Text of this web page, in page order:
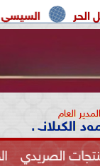
يوحد السودان
المدير العام
الكيلاني
الصريدي